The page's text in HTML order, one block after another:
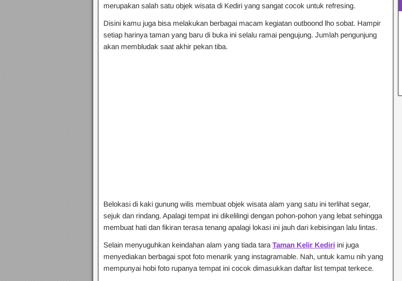
merupakan salah satu objek wisata di Kediri yang sangat cocok untuk refresing.
Disini kamu juga bisa melakukan berbagai macam kegiatan outboond lho sobat. Hampir
setiap harinya taman yang baru di buka ini selalu ramai pengujung. Jumlah pengunjung
akan membludak saat akhir pekan tiba.
Belokasi di kaki gunung wilis membuat objek wisata alam yang satu ini terlihat segar,
sejuk dan rindang. Apalagi tempat ini dikelilingi dengan pohon-pohon yang lebat sehingga
membuat hati dan fikiran terasa tenang apalagi lokasi ini jauh dari kebisingan lalu lintas.
Selain menyuguhkan keindahan alam yang tiada tara Taman Kelir Kediri ini juga
menyediakan berbagai spot foto menarik yang instagramable. Nah, untuk kamu nih yang
mempunyai hobi foto rupanya tempat ini cocok dimasukkan daftar list tempat terkece.